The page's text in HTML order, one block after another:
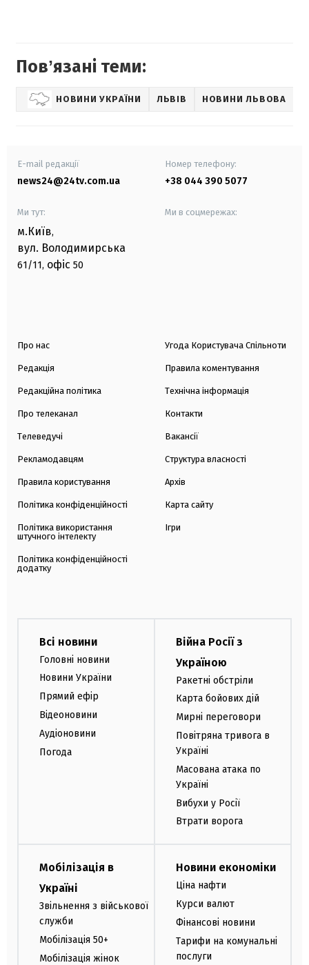
Повʼязані теми:
НОВИНИ УКРАЇНИ ЛЬВІВ НОВИНИ ЛЬВОВА
E-mail редакції
news24@24tv.com.ua
Номер телефону:
+38 044 390 5077
Ми тут:
м.Київ,
вул. Володимирська
61/11, офіс 50
Ми в соцмережах:
Про нас
Редакція
Редакційна політика
Про телеканал
Телеведучі
Рекламодавцям
Правила користування
Політика конфіденційності
Політика використання
штучного інтелекту
Політика конфіденційності
додатку
Угода Користувача Спільноти
Правила коментування
Технічна інформація
Контакти
Вакансії
Структура власності
Архів
Карта сайту
Ігри
Всі новини
Головні новини
Новини України
Прямий ефір
Відеоновини
Аудіоновини
Погода
Війна Росії з
Україною
Ракетні обстріли
Карта бойових дій
Мирні переговори
Повітряна тривога в
Україні
Масована атака по
Україні
Вибухи у Росії
Втрати ворога
Мобілізація в
Україні
Звільнення з військової
служби
Мобілізація 50+
Мобілізація жінок
Новини економіки
Ціна нафти
Курси валют
Фінансові новини
Тарифи на комунальні
послуги